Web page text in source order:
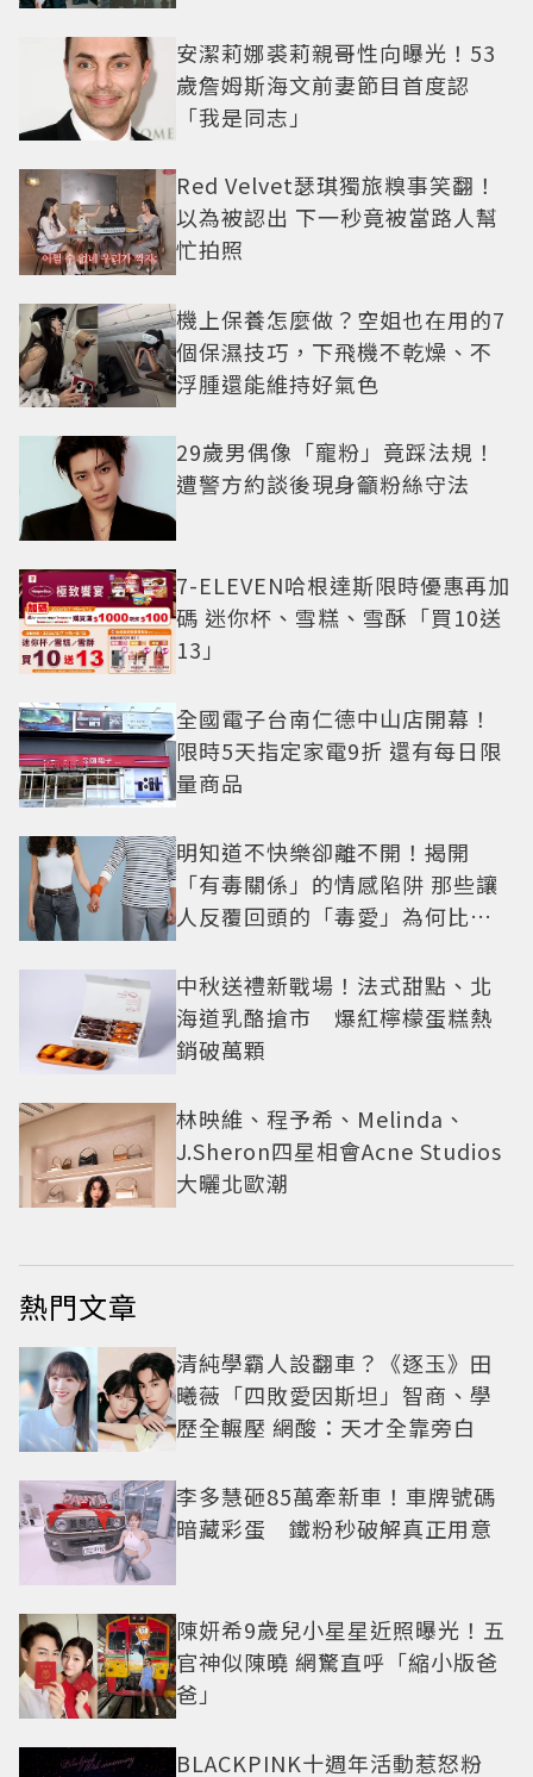
安潔莉娜裘莉親哥性向曝光！53
歲詹姆斯海文前妻節目首度認
「我是同志」
Red Velvet瑟琪獨旅糗事笑翻！
以為被認出 下一秒竟被當路人幫
忙拍照
機上保養怎麼做？空姐也在用的7
個保濕技巧，下飛機不乾燥、不
浮腫還能維持好氣色
29歲男偶像「寵粉」竟踩法規！
遭警方約談後現身籲粉絲守法
7-ELEVEN哈根達斯限時優惠再加
碼 迷你杯、雪糕、雪酥「買10送
13」
全國電子台南仁德中山店開幕！
限時5天指定家電9折 還有每日限
量商品
明知道不快樂卻離不開！揭開
「有毒關係」的情感陷阱 那些讓
人反覆回頭的「毒愛」為何比菸
中秋送禮新戰場！法式甜點、北
海道乳酪搶市 爆紅檸檬蛋糕熱
銷破萬顆
林映維、程予希、Melinda、
J.Sheron四星相會Acne Studios
大曬北歐潮
熱門文章
清純學霸人設翻車？《逐玉》田
曦薇「四敗愛因斯坦」智商、學
歷全輾壓 網酸：天才全靠旁白
李多慧砸85萬牽新車！車牌號碼
暗藏彩蛋 鐵粉秒破解真正用意
陳妍希9歲兒小星星近照曝光！五
官神似陳曉 網驚直呼「縮小版爸
爸」
BLACKPINK十週年活動惹怒粉